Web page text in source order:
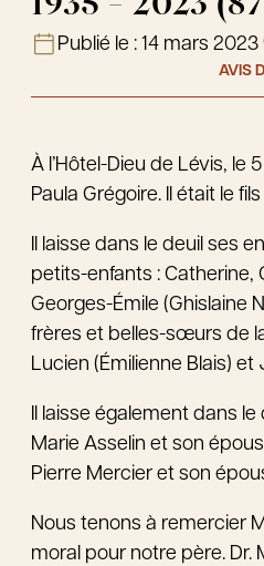
Publié le : 14 mars 2023
AVIS
À l’Hôtel-Dieu de Lévis, le
Paula Grégoire. Il était le
Il laisse dans le deuil ses
petits-enfants : Catherine,
Georges-Émile (Ghislaine
frères et belles-sœurs de
Lucien (Émilienne Blais)
Il laisse également dans
Marie Asselin et son
Pierre Mercier et son
Nous tenons à remercier
moral pour notre père. Dr.